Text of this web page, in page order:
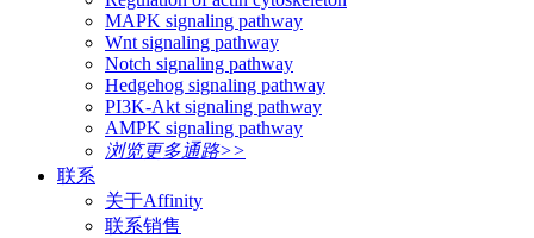
MAPK signaling pathway
Wnt signaling pathway
Notch signaling pathway
Hedgehog signaling pathway
PI3K-Akt signaling pathway
AMPK signaling pathway
浏览更多通路>>
联系
关于Affinity
联系销售